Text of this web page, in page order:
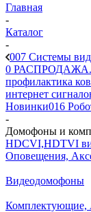
Главная
-
Каталог
-
007 Системы
0 РАСПРОДАЖА.
профилактика
интернет
Новинки016
-
Домофоны и
HDCVI,HDTVI
Оповещения,
Видеодомофоны
Комплектующие,